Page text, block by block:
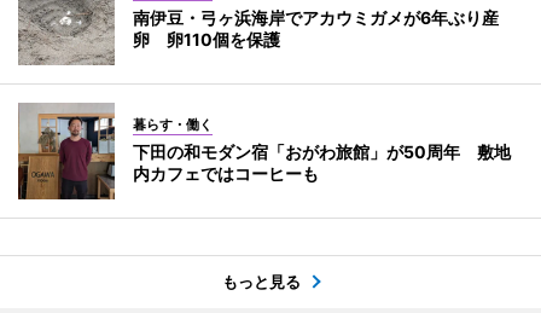
南伊豆・弓ヶ浜海岸でアカウミガメが6年ぶり産
卵 卵110個を保護
暮らす・働く
下田の和モダン宿「おがわ旅館」が50周年 敷地
内カフェではコーヒーも
もっと見る